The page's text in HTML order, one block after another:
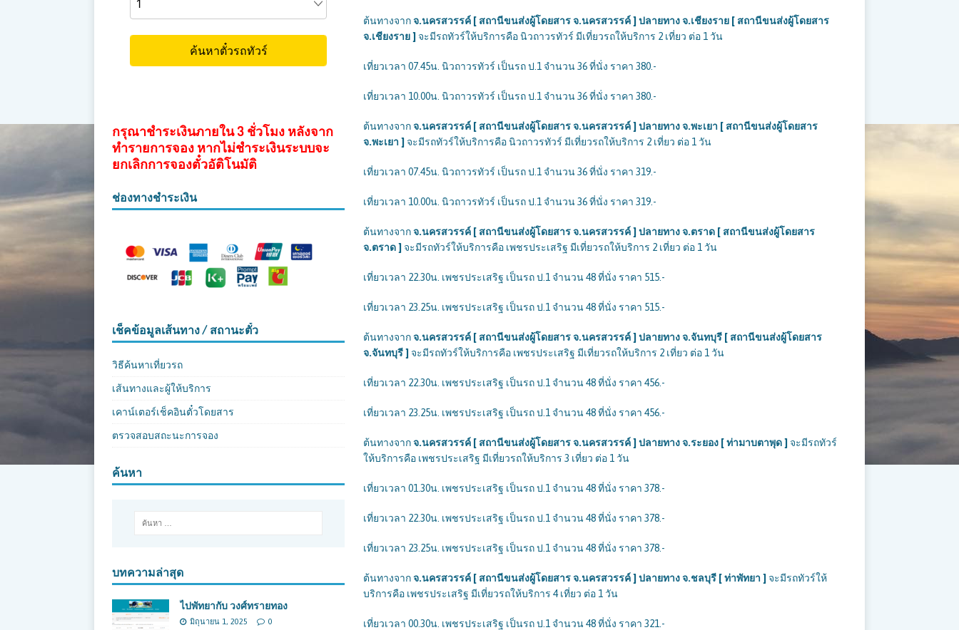
ต้นทางจากจ.นครสวรรค์ [ สถานีขนส่งผู้โดยสาร จ.นครสวรรค์ ] ปลายทาง จ.เชียงราย [ สถานีขนส่งผู้โดยสาร
จ.เชียงราย ] จะมีรถทัวร์ให้บริการคือ นิวถาวรทัวร์ มีเที่ยวรถให้บริการ 2 เที่ยว ต่อ 1 วัน
เที่ยวเวลา 07.45น. นิวถาวรทัวร์ เป็นรถ ป.1 จำนวน 36 ที่นั่ง ราคา 380.-
เที่ยวเวลา 10.00น. นิวถาวรทัวร์ เป็นรถ ป.1 จำนวน 36 ที่นั่ง ราคา 380.-
ต้นทางจากจ.นครสวรรค์ [ สถานีขนส่งผู้โดยสาร จ.นครสวรรค์ ] ปลายทาง จ.พะเยา [ สถานีขนส่งผู้โดยสาร
จ.พะเยา ] จะมีรถทัวร์ให้บริการคือ นิวถาวรทัวร์ มีเที่ยวรถให้บริการ 2 เที่ยว ต่อ 1 วัน
เที่ยวเวลา 07.45น. นิวถาวรทัวร์ เป็นรถ ป.1 จำนวน 36 ที่นั่ง ราคา 319.-
เที่ยวเวลา 10.00น. นิวถาวรทัวร์ เป็นรถ ป.1 จำนวน 36 ที่นั่ง ราคา 319.-
ต้นทางจากจ.นครสวรรค์ [ สถานีขนส่งผู้โดยสาร จ.นครสวรรค์ ] ปลายทาง จ.ตราด [ สถานีขนส่งผู้โดยสาร
จ.ตราด ] จะมีรถทัวร์ให้บริการคือ เพชรประเสริฐ มีเที่ยวรถให้บริการ 2 เที่ยว ต่อ 1 วัน
เที่ยวเวลา 22.30น. เพชรประเสริฐ เป็นรถ ป.1 จำนวน 48 ที่นั่ง ราคา 515.-
เที่ยวเวลา 23.25น. เพชรประเสริฐ เป็นรถ ป.1 จำนวน 48 ที่นั่ง ราคา 515.-
ต้นทางจากจ.นครสวรรค์ [ สถานีขนส่งผู้โดยสาร จ.นครสวรรค์ ] ปลายทาง จ.จันทบุรี [ สถานีขนส่งผู้โดยสาร
จ.จันทบุรี ] จะมีรถทัวร์ให้บริการคือ เพชรประเสริฐ มีเที่ยวรถให้บริการ 2 เที่ยว ต่อ 1 วัน
เที่ยวเวลา 22.30น. เพชรประเสริฐ เป็นรถ ป.1 จำนวน 48 ที่นั่ง ราคา 456.-
เที่ยวเวลา 23.25น. เพชรประเสริฐ เป็นรถ ป.1 จำนวน 48 ที่นั่ง ราคา 456.-
ต้นทางจากจ.นครสวรรค์ [ สถานีขนส่งผู้โดยสาร จ.นครสวรรค์ ] ปลายทาง จ.ระยอง [ ท่ามาบตาพุด ] จะมีรถทัวร์
ให้บริการคือ เพชรประเสริฐ มีเที่ยวรถให้บริการ 3 เที่ยว ต่อ 1 วัน
เที่ยวเวลา 01.30น. เพชรประเสริฐ เป็นรถ ป.1 จำนวน 48 ที่นั่ง ราคา 378.-
เที่ยวเวลา 22.30น. เพชรประเสริฐ เป็นรถ ป.1 จำนวน 48 ที่นั่ง ราคา 378.-
เที่ยวเวลา 23.25น. เพชรประเสริฐ เป็นรถ ป.1 จำนวน 48 ที่นั่ง ราคา 378.-
ต้นทางจากจ.นครสวรรค์ [ สถานีขนส่งผู้โดยสาร จ.นครสวรรค์ ] ปลายทาง จ.ชลบุรี [ ท่าพัทยา ] จะมีรถทัวร์ให้
บริการคือ เพชรประเสริฐ มีเที่ยวรถให้บริการ 4 เที่ยว ต่อ 1 วัน
เที่ยวเวลา 00.30น. เพชรประเสริฐ เป็นรถ ป.1 จำนวน 48 ที่นั่ง ราคา 321.-
กรุณาชำระเงินภายใน 3 ชั่วโมง หลังจาก
ทำรายการจอง หากไม่ชำระเงินระบบจะ
ยกเลิกการจองตั๋วอัติโนมัติ
ช่องทางชำระเงิน
เช็คข้อมูลเส้นทาง / สถานะตั๋ว
วิธีค้นหาเที่ยวรถ
เส้นทางและผู้ให้บริการ
เคาน์เตอร์เช็คอินตั๋วโดยสาร
ตรวจสอบสถะนะการจอง
ค้นหา
บทความล่าสุด
ไปพัทยากับ วงศ์ทรายทอง
มิถุนายน 1, 2025 0